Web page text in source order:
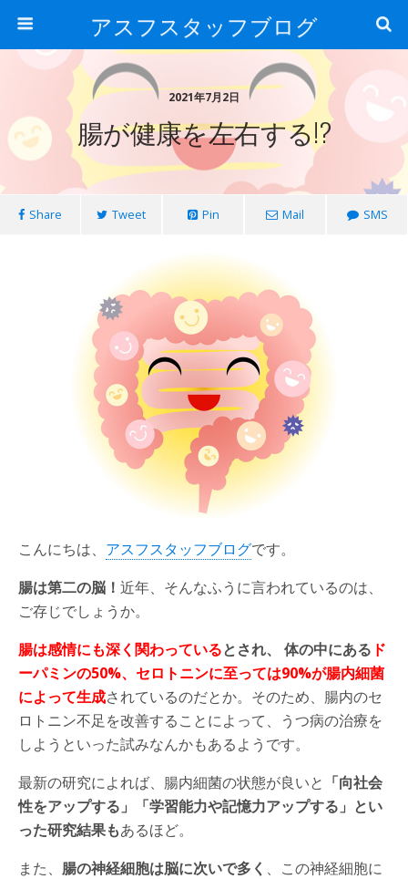
アスフスタッフブログ
2021年7月2日
腸が健康を左右する!?
Share Tweet Pin Mail SMS
こんにちは、 アスフスタッフブログです。
腸は第二の脳！ 近年、そんなふうに言われているのは、
ご存じでしょうか。
腸は感情にも深く関わっているとされ、 体の中にある ド
ーパミンの50%、セロトニンに至っては90%が腸内細菌
によって生成されているのだとか。そのため、腸内のセ
ロトニン不足を改善することによって、うつ病の治療を
しようといった試みなんかもあるようです。
最新の研究によれば、腸内細菌の状態が良いと 「向社会
性をアップする」「学習能力や記憶力アップする」とい
った研究結果もあるほど。
また、 腸の神経細胞は脳に次いで多く 、この神経細胞に